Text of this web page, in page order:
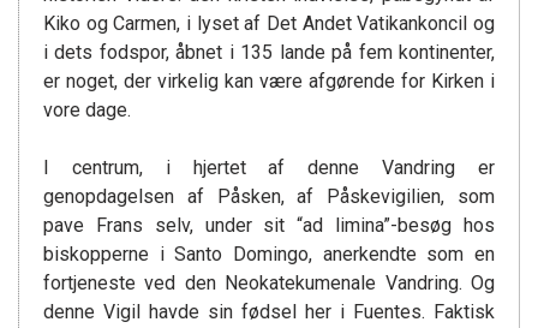
Kiko og Carmen, i lyset af Det Andet Vatikankoncil og
i dets fodspor, åbnet i 135 lande på fem kontinenter,
er noget, der virkelig kan være afgørende for Kirken i
vore dage.
I centrum, i hjertet af denne Vandring er
genopdagelsen af Påsken, af Påskevigilien, som
pave Frans selv, under sit “ad limina”-besøg hos
biskopperne i Santo Domingo, anerkendte som en
fortjeneste ved den Neokatekumenale Vandring. Og
denne Vigil havde sin fødsel her i Fuentes. Faktisk